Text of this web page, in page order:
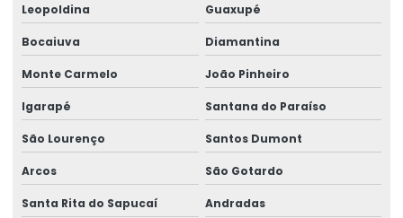
Leopoldina Guaxupé
Bocaiuva Diamantina
Monte Carmelo João Pinheiro
Igarapé Santana do Paraíso
São Lourenço Santos Dumont
Arcos São Gotardo
Santa Rita do Sapucaí Andradas